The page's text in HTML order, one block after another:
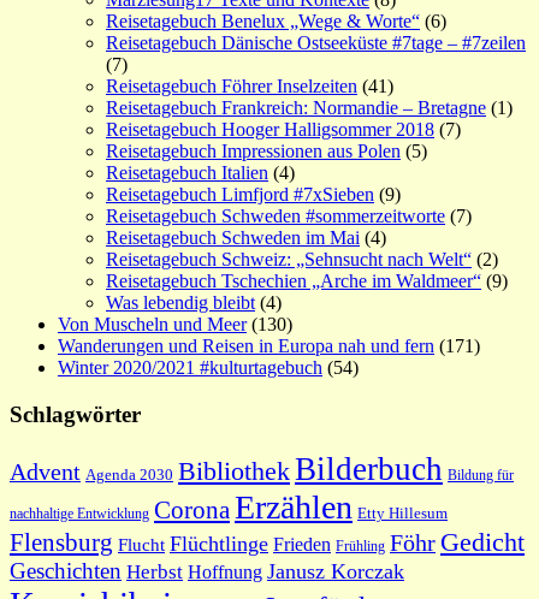
Reisetagebuch Benelux „Wege & Worte“ (6)
Reisetagebuch Dänische Ostseeküste #7tage – #7zeilen
(7)
Reisetagebuch Föhrer Inselzeiten (41)
Reisetagebuch Frankreich: Normandie – Bretagne (1)
Reisetagebuch Hooger Halligsommer 2018 (7)
Reisetagebuch Impressionen aus Polen (5)
Reisetagebuch Italien (4)
Reisetagebuch Limfjord #7xSieben (9)
Reisetagebuch Schweden #sommerzeitworte (7)
Reisetagebuch Schweden im Mai (4)
Reisetagebuch Schweiz: „Sehnsucht nach Welt“ (2)
Reisetagebuch Tschechien „Arche im Waldmeer“ (9)
Was lebendig bleibt (4)
Von Muscheln und Meer(130)
Wanderungen und Reisen in Europa nah und fern (171)
Winter 2020/2021 #kulturtagebuch (54)
Schlagwörter
Advent Agenda 2030 BibliothekBilderbuch Bildung für
nachhaltige Entwicklung Corona Erzählen Etty Hillesum
Flensburg Flucht Flüchtlinge Frieden Frühling Föhr Gedicht
Geschichten Herbst Hoffnung Janusz Korczak